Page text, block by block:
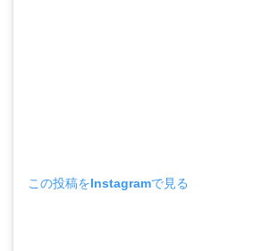
この投稿をInstagramで見る